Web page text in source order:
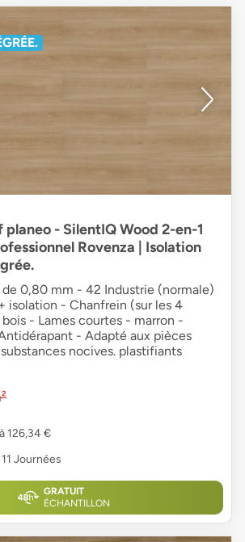
- SilentIQ Wood 2-en-1
Rovenza | Isolation
0,80 mm - 42 Industrie (normale)
isolation - Chanfrein (sur les 4
- Lames courtes - marron -
- Adapté aux pièces
nocives. plastifiants
126,34 €
11 Journées
GRATUIT
ÉCHANTILLON